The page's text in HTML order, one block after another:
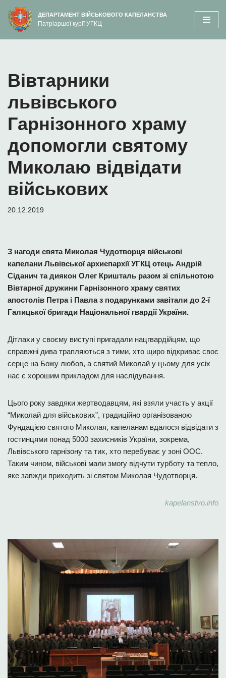
вмісту
Перейти
до
ДЕПАРТАМЕНТ ВІЙСЬКОВОГО КАПЕЛАНСТВА
Патріаршої курії УГКЦ
Вівтарники
львівського
Гарнізонного храму
допомогли святому
Миколаю відвідати
військових
20.12.2019
З нагоди свята Миколая Чудотворця військові
капелани Львівської архиєпархії УГКЦ отець Андрій
Сіданич та диякон Олег Кришталь разом зі спільнотою
Вівтарної дружини Гарнізонного храму святих
апостолів Петра і Павла з подарунками завітали до 2-ї
Галицької бригади Національної гвардії України.
Дітлахи у своєму виступі пригадали нацгвардійцям, що
справжні дива трапляються з тими, хто щиро відкриває своє
серце на Божу любов, а святий Миколай у цьому для усіх
нас є хорошим прикладом для наслідування.
Цього року завдяки жертводавцям, які взяли участь у акції
“Миколай для військових”, традиційно організованою
Фундацією святого Миколая, капеланам вдалося відвідати з
гостинцями понад 5000 захисників України, зокрема,
Львівського гарнізону та тих, хто перебуває у зоні ООС.
Таким чином, військові мали змогу відчути турботу та тепло,
яке завжди приходить зі святом Миколая Чудотворця.
kapelanstvo.info